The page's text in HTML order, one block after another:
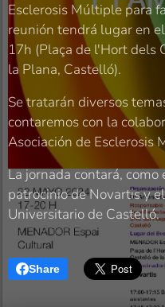
Esclerosis Múltiple para
reunión tendrá lugar en
17h (Plaça de l'Hort dels
la Plana, Castelló).
Se tratarán diversos
contaremos con la
Asociación de Esclerosis
La jornada contará, como
patrocinio de Novartis y
Universitario de Castelló.
Share